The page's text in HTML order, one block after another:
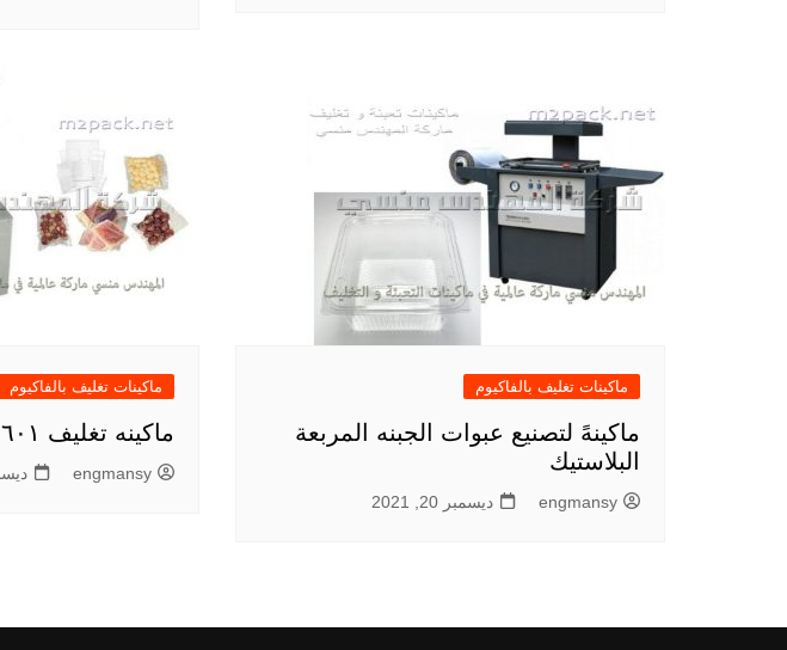
ماكينات تغليف بالفاكيوم
ماكينهً لتصنيع عبوات الجبنه المربعة
البلاستيك
engmansy ديسمبر 20, 2021
ماكينات تغليف بالفاكيوم
ماكينه تغليف ٦٠١
engmansy ديسمبر